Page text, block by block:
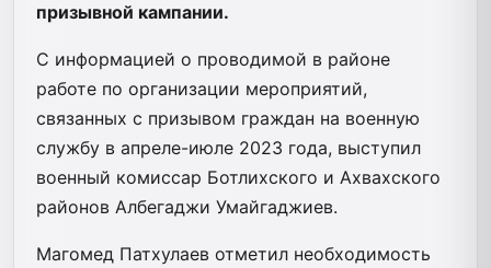
призывной кампании.
С информацией о проводимой в районе
работе по организации мероприятий,
связанных с призывом граждан на военную
службу в апреле-июле 2023 года, выступил
военный комиссар Ботлихского и Ахвахского
районов Албегаджи Умайгаджиев.
Магомед Патхулаев отметил необходимость